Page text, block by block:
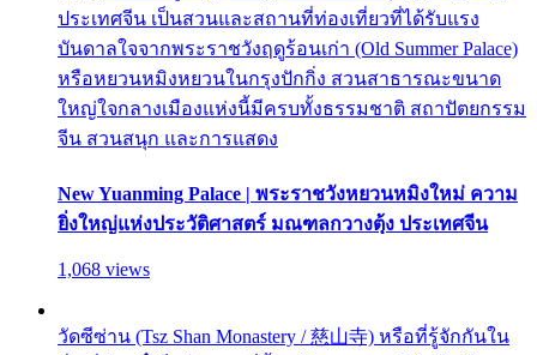
ประเทศจีน เป็นสวนและสถานที่ท่องเที่ยวที่ได้รับแรง
บันดาลใจจากพระราชวังฤดูร้อนเก่า (Old Summer Palace)
หรือหยวนหมิงหยวนในกรุงปักกิ่ง สวนสาธารณะขนาด
ใหญ่ใจกลางเมืองแห่งนี้มีครบทั้งธรรมชาติ สถาปัตยกรรม
จีน สวนสนุก และการแสดง
New Yuanming Palace | พระราชวังหยวนหมิงใหม่ ความ
ยิ่งใหญ่แห่งประวัติศาสตร์ มณฑลกวางตุ้ง ประเทศจีน
1,068 views
วัดซีซ่าน (Tsz Shan Monastery / 慈山寺) หรือที่รู้จักกันใน